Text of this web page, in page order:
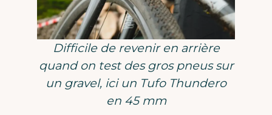
Difficile de revenir en arrière
quand on test des gros pneus sur
un gravel, ici un Tufo Thundero
en 45 mm